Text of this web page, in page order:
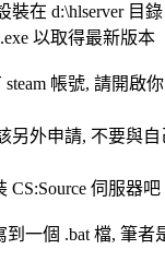
在 d:\hlserver 目錄
以取得最新版本
steam 帳號, 請開啟
另外申請, 不要與自
伺服器吧
一個 .bat 檔, 筆者